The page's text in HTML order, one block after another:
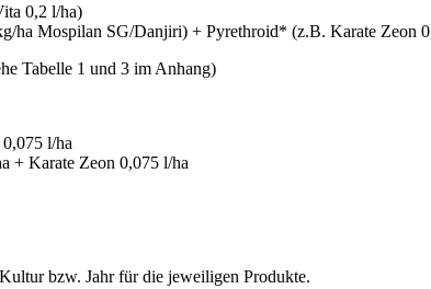
0,2 l/ha)
ha Mospilan SG/Danjiri) + Pyrethroid* (z.B. Karate Zeon
Tabelle 1 und 3 im Anhang)
l/ha
+ Karate Zeon 0,075 l/ha
bzw. Jahr für die jeweiligen Produkte.